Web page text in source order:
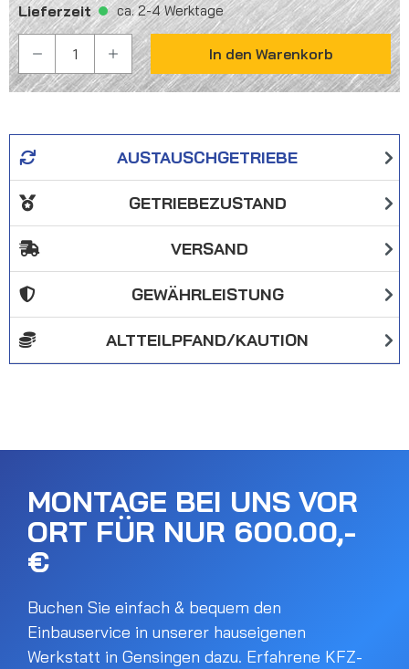
Lieferzeit ca. 2-4 Werktage
PRODUKT ANZAHL: GIB DEN GEWÜNSCHTEN
In den Warenkorb
AUSTAUSCHGETRIEBE
GETRIEBEZUSTAND
VERSAND
GEWÄHRLEISTUNG
ALTTEILPFAND/KAUTION
MONTAGE BEI UNS VOR
ORT FÜR NUR 600.00,-
€
Buchen Sie einfach & bequem den
Einbauservice in unserer hauseigenen
Werkstatt in Gensingen dazu. Erfahrene KFZ-